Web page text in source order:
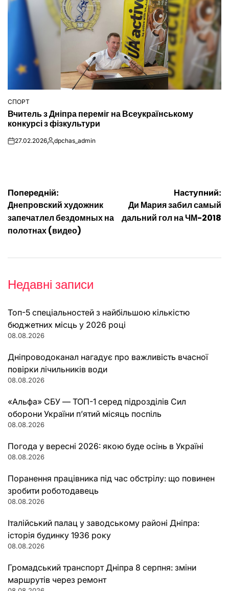
ОПУБЛІКУВАТИ
У
СПОРТ
Вчитель з Дніпра переміг на Всеукраїнському
конкурсі з фізкультури
on27.02.2026Опубліковано
dpchas_admin
Навігація
записів
Попередній:
Днепровский художник
запечатлел бездомных на
полотнах (видео)
Наступний:
Ди Мария забил самый
дальний гол на ЧМ-2018
Недавні записи
Топ-5 спеціальностей з найбільшою кількістю
бюджетних місць у 2026 році
08.08.2026
Дніпроводоканал нагадує про важливість вчасної
повірки лічильників води
08.08.2026
«Альфа» СБУ — ТОП-1 серед підрозділів Сил
оборони України п’ятий місяць поспіль
08.08.2026
Погода у вересні 2026: якою буде осінь в Україні
08.08.2026
Поранення працівника під час обстрілу: що повинен
зробити роботодавець
08.08.2026
Італійський палац у заводському районі Дніпра:
історія будинку 1936 року
08.08.2026
Громадський транспорт Дніпра 8 серпня: зміни
маршрутів через ремонт